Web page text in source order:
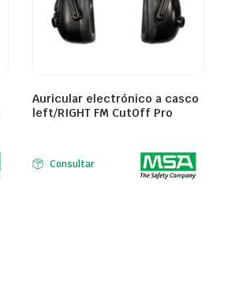
Auricular electrónico a casco
left/RIGHT FM CutOff Pro
Consultar